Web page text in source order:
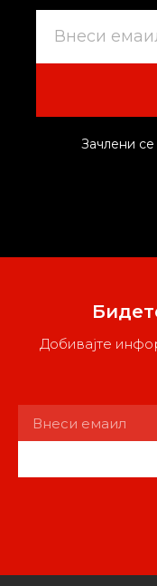
Зачлени
Добивајте